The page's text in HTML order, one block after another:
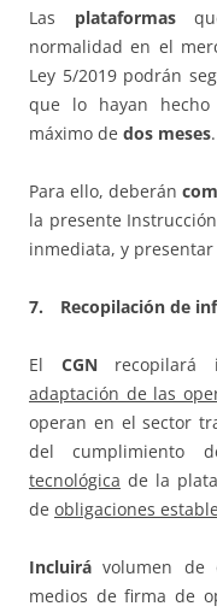
Las plataformas
normalidad en el
Ley 5/2019 podrán
que lo hayan
máximo de dos meses.
Para ello, deberán
la presente
inmediata, y
7. Recopilación de
El CGNrecopilará
adaptación de las
operan en el sector
del cumplimiento
tecnológica de la
de obligaciones
Incluirá volumen de
medios de firma de